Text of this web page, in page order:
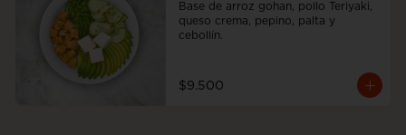
Base de arroz gohan, pollo Teriyaki,
queso crema, pepino, palta y
cebollín.
$9.500